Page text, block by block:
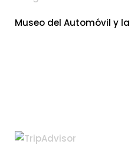
Museo del Automóvil y